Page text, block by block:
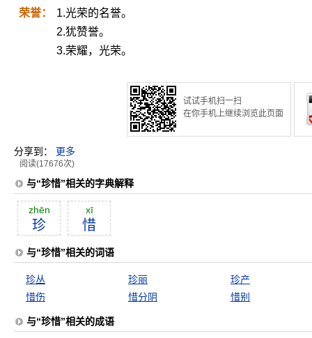
荣誉：
1.光荣的名誉。
2.犹赞誉。
3.荣耀，光荣。
试试手机扫一扫
在你手机上继续浏览此页面
分享到： 更多
阅读(17676次)
与“珍惜”相关的字典解释
zhēn
珍
xī
惜
与“珍惜”相关的词语
珍丛 珍丽
珍产
惜伤
惜分阴 惜别
与“珍惜”相关的成语